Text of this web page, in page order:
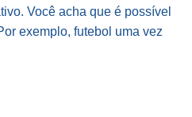
Você acha que é possível
exemplo, futebol uma vez